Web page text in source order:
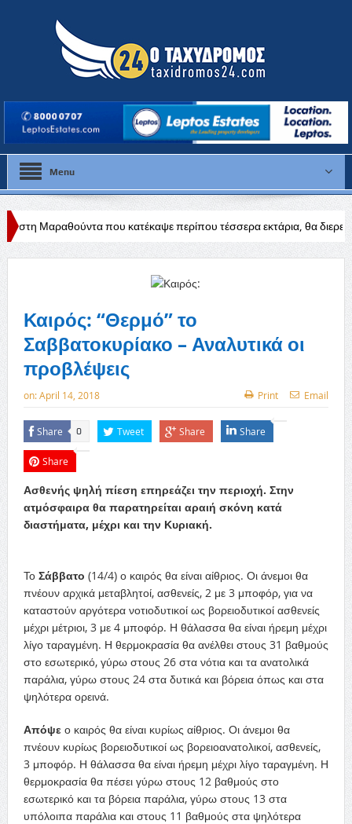
Menu
που κατέκαψε περίπου τέσσερα εκτάρια, θα διερευνηθούν τα αίτια
Καιρός: “Θερμό” το
Σαββατοκυρίακο – Αναλυτικά οι
προβλέψεις
on:April 14, 2018 Print Email
Share 0 Tweet Share Share
Share
Ασθενής ψηλή πίεση επηρεάζει την περιοχή. Στην
ατμόσφαιρα θα παρατηρείται αραιή σκόνη κατά
διαστήματα, μέχρι και την Κυριακή.
Το Σάββατο (14/4) ο καιρός θα είναι αίθριος. Οι άνεμοι θα
πνέουν αρχικά μεταβλητοί, ασθενείς, 2 με 3 μποφόρ, για να
καταστούν αργότερα νοτιοδυτικοί ως βορειοδυτικοί ασθενείς
μέχρι μέτριοι, 3 με 4 μποφόρ. Η θάλασσα θα είναι ήρεμη μέχρι
λίγο ταραγμένη. Η θερμοκρασία θα ανέλθει στους 31 βαθμούς
στο εσωτερικό, γύρω στους 26 στα νότια και τα ανατολικά
παράλια, γύρω στους 24 στα δυτικά και βόρεια όπως και στα
ψηλότερα ορεινά.
Απόψεο καιρός θα είναι κυρίως αίθριος. Οι άνεμοι θα
πνέουν κυρίως βορειοδυτικοί ως βορειοανατολικοί, ασθενείς,
3 μποφόρ. Η θάλασσα θα είναι ήρεμη μέχρι λίγο ταραγμένη. Η
θερμοκρασία θα πέσει γύρω στους 12 βαθμούς στο
εσωτερικό και τα βόρεια παράλια, γύρω στους 13 στα
υπόλοιπα παράλια και στους 11 βαθμούς στα ψηλότερα